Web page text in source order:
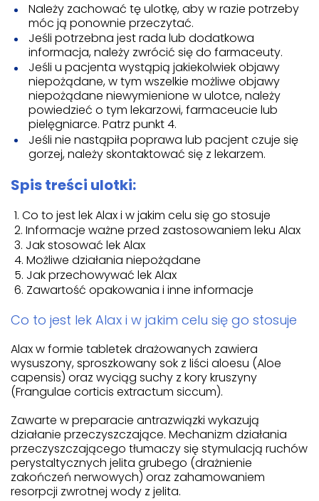
Należy zachować tę ulotkę, aby w razie potrzeby
móc ją ponownie przeczytać.
Jeśli potrzebna jest rada lub dodatkowa
informacja, należy zwrócić się do farmaceuty.
Jeśli u pacjenta wystąpią jakiekolwiek objawy
niepożądane, w tym wszelkie możliwe objawy
niepożądane niewymienione w ulotce, należy
powiedzieć o tym lekarzowi, farmaceucie lub
pielęgniarce. Patrz punkt 4.
Jeśli nie nastąpiła poprawa lub pacjent czuje się
gorzej, należy skontaktować się z lekarzem.
Spis treści ulotki:
Co to jest lek Alax i w jakim celu się go stosuje
Informacje ważne przed zastosowaniem leku Alax
Jak stosować lek Alax
Możliwe działania niepożądane
Jak przechowywać lek Alax
Zawartość opakowania i inne informacje
Co to jest lek Alax i w jakim celu się go stosuje
Alax w formie tabletek drażowanych zawiera
wysuszony, sproszkowany sok z liści aloesu (Aloe
capensis) oraz wyciąg suchy z kory kruszyny
(Frangulae corticis extractum siccum).
Zawarte w preparacie antrazwiązki wykazują
działanie przeczyszczające. Mechanizm działania
przeczyszczającego tłumaczy się stymulacją ruchów
perystaltycznych jelita grubego (drażnienie
zakończeń nerwowych) oraz zahamowaniem
resorpcji zwrotnej wody z jelita.